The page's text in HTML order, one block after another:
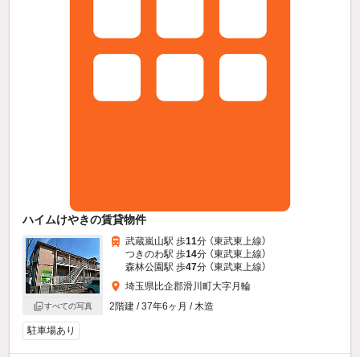
ハイムけやきの賃貸物件
すべての写真
武蔵嵐山駅 歩11分 （東武東上線）
つきのわ駅 歩14分 （東武東上線）
森林公園駅 歩47分 （東武東上線）
埼玉県比企郡滑川町大字月輪
2階建 / 37年6ヶ月 / 木造
駐車場あり